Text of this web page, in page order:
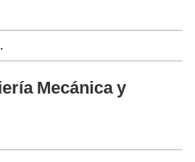
Mecánica y